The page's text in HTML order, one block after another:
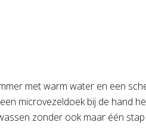
met warm water en een
microvezeldoek bij de hand
zonder ook maar één